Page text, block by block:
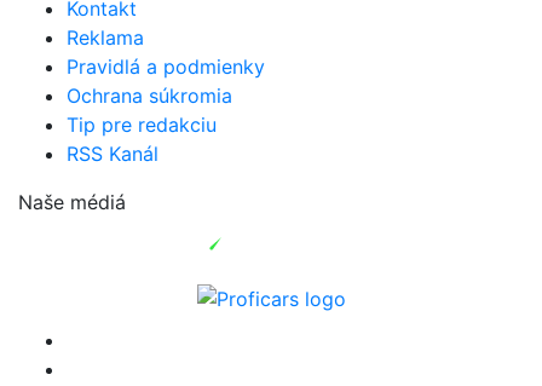
Kontakt
Reklama
Pravidlá a podmienky
Ochrana súkromia
Tip pre redakciu
RSS Kanál
Naše médiá